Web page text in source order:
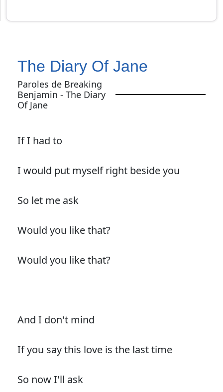
The Diary Of Jane
Paroles de Breaking
Benjamin - The Diary
Of Jane
If I had to
I would put myself right beside you
So let me ask
Would you like that?
Would you like that?
And I don't mind
If you say this love is the last time
So now I'll ask